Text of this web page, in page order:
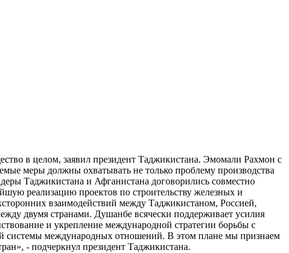
в целом, заявил президент Таджикистана. Эмомали Рахмон с
меры должны охватывать не только проблему производства
Таджикистана и Афганистана договорились совместно
реализацию проектов по строительству железных и
взаимодействий между Таджикистаном, Россией,
двумя странами. Душанбе всячески поддерживает усилия
и укрепление международной стратегии борьбы с
системы международных отношений. В этом плане мы признаем
- подчеркнул президент Таджикистана.